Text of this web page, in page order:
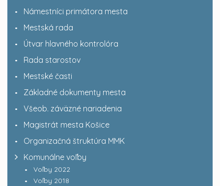
Námestníci primátora mesta
Mestská rada
Útvar hlavného kontrolóra
Rada starostov
Mestské časti
Základné dokumenty mesta
Všeob. záväzné nariadenia
Magistrát mesta Košice
Organizačná štruktúra MMK
Komunálne voľby
Voľby 2022
Voľby 2018